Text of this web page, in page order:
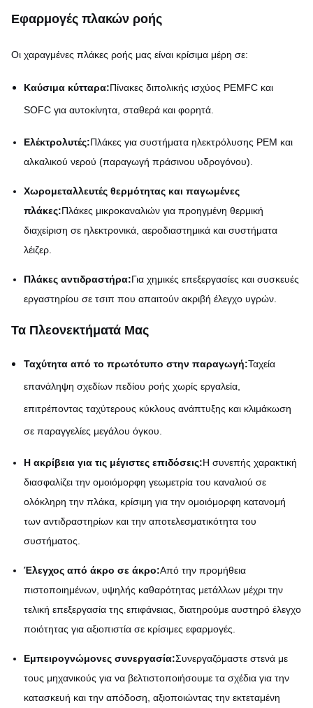
Εφαρμογές πλακών ροής
Οι χαραγμένες πλάκες ροής μας είναι κρίσιμα μέρη σε:
Καύσιμα κύτταρα:Πίνακες διπολικής ισχύος PEMFC και
SOFC για αυτοκίνητα, σταθερά και φορητά.
Ελέκτρολυτές:Πλάκες για συστήματα ηλεκτρόλυσης PEM και
αλκαλικού νερού (παραγωγή πράσινου υδρογόνου).
Χωρομεταλλευτές θερμότητας και παγωμένες
πλάκες:Πλάκες μικροκαναλιών για προηγμένη θερμική
διαχείριση σε ηλεκτρονικά, αεροδιαστημικά και συστήματα
λέιζερ.
Πλάκες αντιδραστήρα:Για χημικές επεξεργασίες και συσκευές
εργαστηρίου σε τσιπ που απαιτούν ακριβή έλεγχο υγρών.
Τα Πλεονεκτήματά Μας
Ταχύτητα από το πρωτότυπο στην παραγωγή:Ταχεία
επανάληψη σχεδίων πεδίου ροής χωρίς εργαλεία,
επιτρέποντας ταχύτερους κύκλους ανάπτυξης και κλιμάκωση
σε παραγγελίες μεγάλου όγκου.
Η ακρίβεια για τις μέγιστες επιδόσεις:Η συνεπής χαρακτική
διασφαλίζει την ομοιόμορφη γεωμετρία του καναλιού σε
ολόκληρη την πλάκα, κρίσιμη για την ομοιόμορφη κατανομή
των αντιδραστηρίων και την αποτελεσματικότητα του
συστήματος.
Έλεγχος από άκρο σε άκρο:Από την προμήθεια
πιστοποιημένων, υψηλής καθαρότητας μετάλλων μέχρι την
τελική επεξεργασία της επιφάνειας, διατηρούμε αυστηρό έλεγχο
ποιότητας για αξιοπιστία σε κρίσιμες εφαρμογές.
Εμπειρογνώμονες συνεργασία:Συνεργαζόμαστε στενά με
τους μηχανικούς για να βελτιστοποιήσουμε τα σχέδια για την
κατασκευή και την απόδοση, αξιοποιώντας την εκτεταμένη